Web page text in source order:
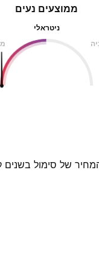
ממוצעים נעים
ניטראלי
של סימול בשנים